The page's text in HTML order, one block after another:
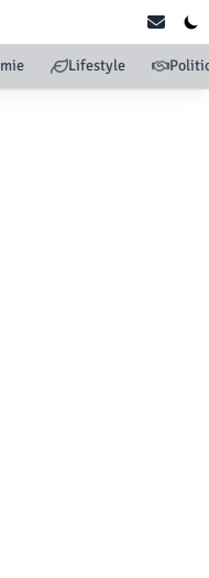
Lifestyle